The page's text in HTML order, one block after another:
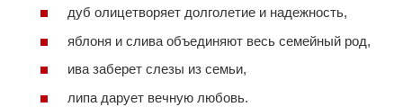
дуб олицетворяет долголетие и надежность,
яблоня и слива объединяют весь семейный род,
ива заберет слезы из семьи,
липа дарует вечную любовь.